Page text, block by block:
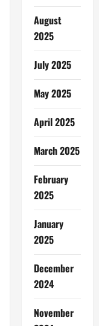
August
2025
July 2025
May 2025
April 2025
March 2025
February
2025
January
2025
December
2024
November